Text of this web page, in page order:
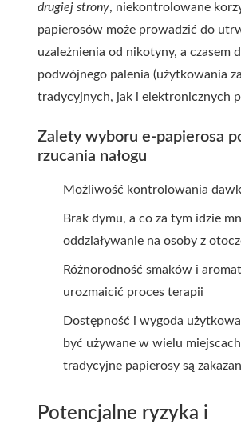
drugiej strony, niekontrolowane
papierosów może prowadzić do
uzależnienia od nikotyny, a czasem
podwójnego palenia (użytkowania
tradycyjnych, jak i elektronicznych
Zalety wyboru e-papierosa
rzucania nałogu
Możliwość kontrolowania
Brak dymu, a co za tym idzie
oddziaływanie na osoby z
Różnorodność smaków i
urozmaicić proces terapii
Dostępność i wygoda
być używane w wielu
tradycyjne papierosy są
Potencjalne ryzyka i